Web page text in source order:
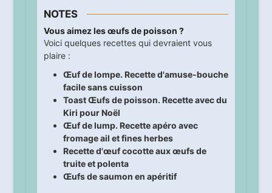
NOTES
Vous aimez les œufs de poisson ?
Voici quelques recettes qui devraient vous
plaire :
Œuf de lompe. Recette d'amuse-bouche
facile sans cuisson
Toast Œufs de poisson. Recette avec du
Kiri pour Noël
Œuf de lump. Recette apéro avec
fromage ail et fines herbes
Recette d'œuf cocotte aux œufs de
truite et polenta
Œufs de saumon en apéritif